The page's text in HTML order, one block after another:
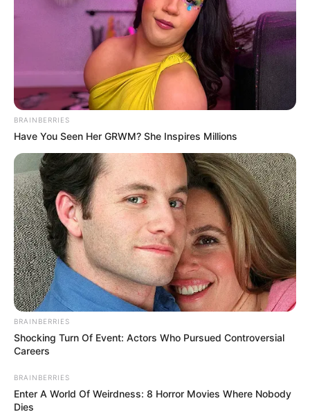
BRAINBERRIES
Have You Seen Her GRWM? She Inspires Millions
BRAINBERRIES
Shocking Turn Of Event: Actors Who Pursued Controversial
Careers
BRAINBERRIES
Enter A World Of Weirdness: 8 Horror Movies Where Nobody
Dies